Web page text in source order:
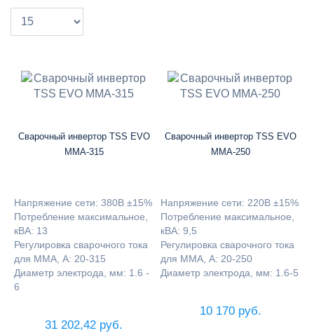
Сварочный инвертор ТSS EVO
MMA-315
Напряжение сети: 380В ±15%
Потребление максимальное,
кВА: 13
Регулировка сварочного тока
для ММА, А: 20-315
Диаметр электрода, мм: 1.6 -
6
31 202,42 руб.
Сварочный инвертор ТSS EVO
MMA-250
Напряжение сети: 220В ±15%
Потребление максимальное,
кВА: 9,5
Регулировка сварочного тока
для ММА, А: 20-250
Диаметр электрода, мм: 1.6-5
10 170 руб.